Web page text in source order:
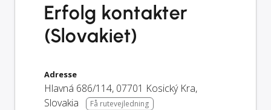
Erfolg kontakter
(Slovakiet)
Adresse
Hlavná 686/114, 07701 Kosický Kra,
Slovakia
Få rutevejledning